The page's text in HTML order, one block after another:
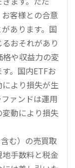
客様との合意
あります。国
おそれがあり
格や収益力の変
。国内ETFお
より損失が生
ァンドは運用
動により損失
む）の売買取
手数料と税金